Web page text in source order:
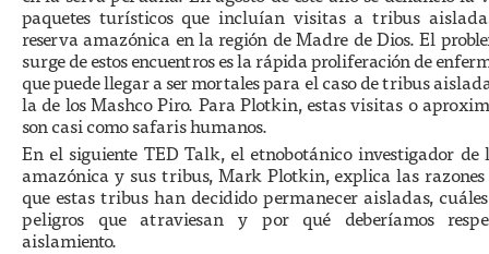
paquetes turísticos que incluían visitas a tribus
reserva amazónica en la región de Madre de Dios. El
surge de estos encuentros es la rápida proliferación de
que puede llegar a ser mortales para el caso de tribus
la de los Mashco Piro. Para Plotkin, estas visitas o
son casi como safaris humanos.
En el siguiente TED Talk, el etnobotánico investigador de
amazónica y sus tribus, Mark Plotkin, explica las
que estas tribus han decidido permanecer aisladas,
peligros que atraviesan y por qué deberíamos
aislamiento.